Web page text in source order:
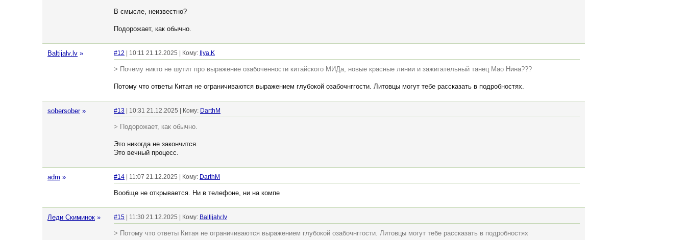
В смысле, неизвестно?
Подорожает, как обычно.
Baltijalv.lv » #12 | 10:11 21.12.2025 | Кому: Ilya.K
> Почему никто не шутит про выражение озабоченности китайского МИДа, новые красные линии и зажигательный танец Мао Нина???
Потому что ответы Китая не ограничиваются выражением глубокой озабочнггости. Литовцы могут тебе рассказать в подробностях.
sobersober » #13 | 10:31 21.12.2025 | Кому: DarthM
> Подорожает, как обычно.
Это никогда не закончится.
Это вечный процесс.
adm » #14 | 11:07 21.12.2025 | Кому: DarthM
Вообще не открывается. Ни в телефоне, ни на компе
Леди Скиминок » #15 | 11:30 21.12.2025 | Кому: Baltijalv.lv
> Потому что ответы Китая не ограничиваются выражением глубокой озабочнггости. Литовцы могут тебе рассказать в подробностях